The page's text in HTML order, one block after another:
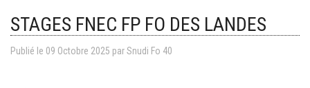
STAGES FNEC FP FO DES LANDES
Publié le 09 Octobre 2025 par Snudi Fo 40